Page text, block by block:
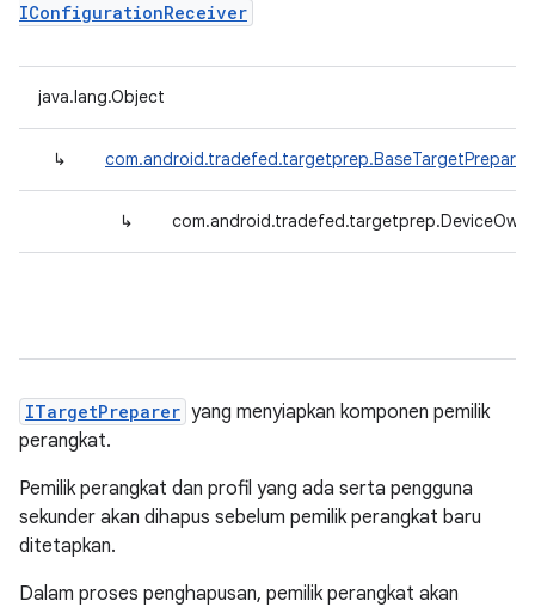
IConfigurationReceiver
java.lang.Object
↳ com.android.tradefed.targetprep.BaseTargetPreparer
↳
ITargetPreparer yang menyiapkan komponen pemilik
perangkat.
Pemilik perangkat dan profil yang ada serta pengguna
sekunder akan dihapus sebelum pemilik perangkat baru
ditetapkan.
Dalam proses penghapusan, pemilik perangkat akan